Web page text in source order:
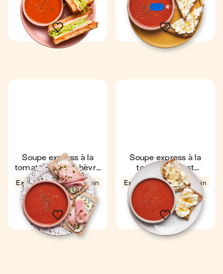
1
€€ €1
Soupe express à la
tomate & toast chèvre
jambon
Express 4,6
7 min
1
Soupe express à la
tomate & toast
gorgonzola miel
Express 4,7
7 min